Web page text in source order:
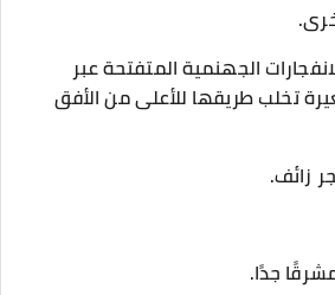
الجهنمية المتفتحة عبر
تخلب طريقها للأعلى من الأفق
زائف.
جدًا.